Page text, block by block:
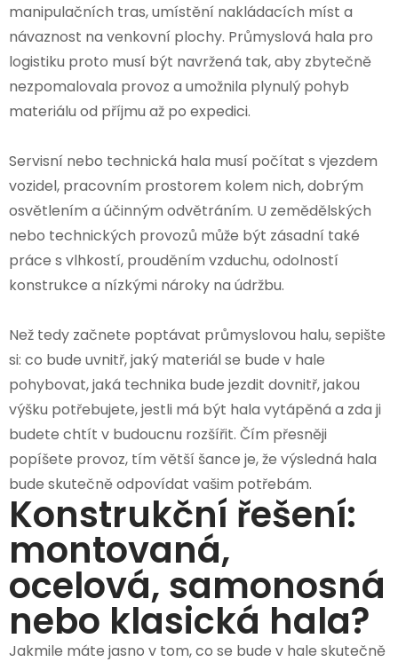
manipulačních tras, umístění nakládacích míst a
návaznost na venkovní plochy. Průmyslová hala pro
logistiku proto musí být navržená tak, aby zbytečně
nezpomalovala provoz a umožnila plynulý pohyb
materiálu od příjmu až po expedici.
Servisní nebo technická hala musí počítat s vjezdem
vozidel, pracovním prostorem kolem nich, dobrým
osvětlením a účinným odvětráním. U zemědělských
nebo technických provozů může být zásadní také
práce s vlhkostí, prouděním vzduchu, odolností
konstrukce a nízkými nároky na údržbu.
Než tedy začnete poptávat průmyslovou halu, sepište
si: co bude uvnitř, jaký materiál se bude v hale
pohybovat, jaká technika bude jezdit dovnitř, jakou
výšku potřebujete, jestli má být hala vytápěná a zda ji
budete chtít v budoucnu rozšířit. Čím přesněji
popíšete provoz, tím větší šance je, že výsledná hala
bude skutečně odpovídat vašim potřebám.
Konstrukční řešení:
montovaná,
ocelová, samonosná
nebo klasická hala?
Jakmile máte jasno v tom, co se bude v hale skutečně